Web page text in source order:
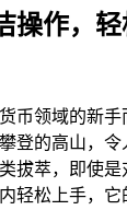
操作，
币领域的新
登的高山，令
拔萃，即使
轻松上手，